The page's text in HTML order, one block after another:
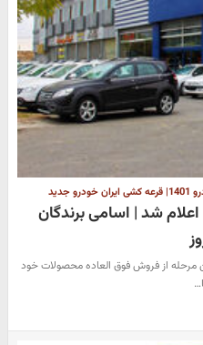
شد | اسامی برندگان
از فروش فوق العاده محصولات خود